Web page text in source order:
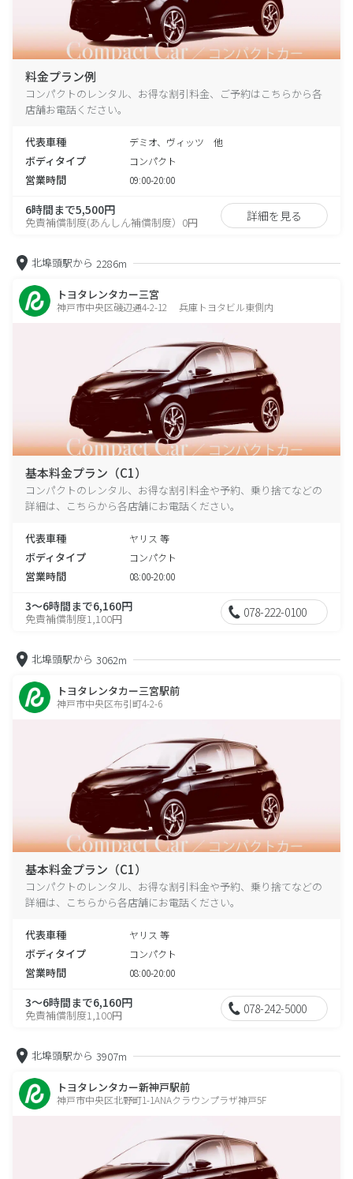
料金プラン例
コンパクトのレンタル、お得な割引料金、ご予約はこちらから各
店舗お電話ください。
代表車種 デミオ、ヴィッツ 他
ボディタイプ コンパクト
営業時間 09:00-20:00
6時間まで5,500円
免責補償制度(あんしん補償制度）0円 詳細を見る
北埠頭駅から 2286m
トヨタレンタカー三宮
神戸市中央区磯辺通4-2-12 兵庫トヨタビル東側内
基本料金プラン（C1）
コンパクトのレンタル、お得な割引料金や予約、乗り捨てなどの
詳細は、こちらから各店舗にお電話ください。
代表車種 ヤリス 等
ボディタイプ コンパクト
営業時間 08:00-20:00
3～6時間まで6,160円
免責補償制度1,100円 078-222-0100
北埠頭駅から 3062m
トヨタレンタカー三宮駅前
神戸市中央区布引町4-2-6
基本料金プラン（C1）
コンパクトのレンタル、お得な割引料金や予約、乗り捨てなどの
詳細は、こちらから各店舗にお電話ください。
代表車種 ヤリス 等
ボディタイプ コンパクト
営業時間 08:00-20:00
3～6時間まで6,160円
免責補償制度1,100円 078-242-5000
北埠頭駅から 3907m
トヨタレンタカー新神戸駅前
神戸市中央区北野町1-1ANAクラウンプラザ神戸5F